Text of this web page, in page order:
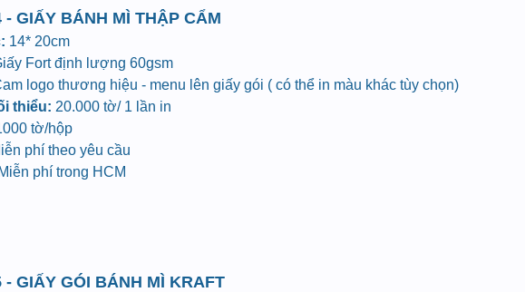
- GIẤY BÁNH MÌ THẬP CẨM
14* 20cm
Fort định lượng 60gsm
logo thương hiệu - menu lên giấy gói ( có thể in màu khác tùy chọn)
thiểu: 20.000 tờ/ 1 lần in
tờ/hộp
phí theo yêu cầu
Miễn phí trong HCM
- GIẤY GÓI BÁNH MÌ KRAFT